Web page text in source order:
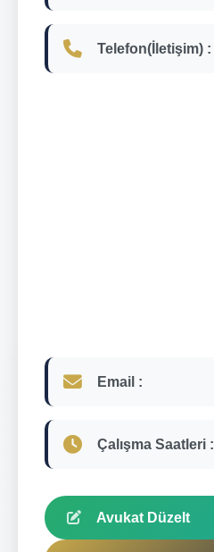
Telefon(İletişim) :
Email :
Çalışma Saatleri :
Avukat Düzelt